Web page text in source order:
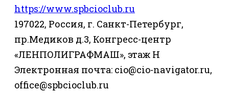
https://www.spbcioclub.ru
197022, Россия, г. Санкт-Петербург,
пр.Медиков д.3, Конгресс-центр
«ЛЕНПОЛИГРАФМАШ», этаж Н
Электронная почта: cio@cio-navigator.ru,
office@spbcioclub.ru